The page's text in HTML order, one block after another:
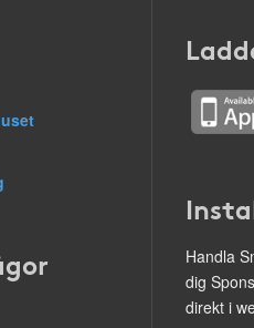
Handla
dig
direkt i